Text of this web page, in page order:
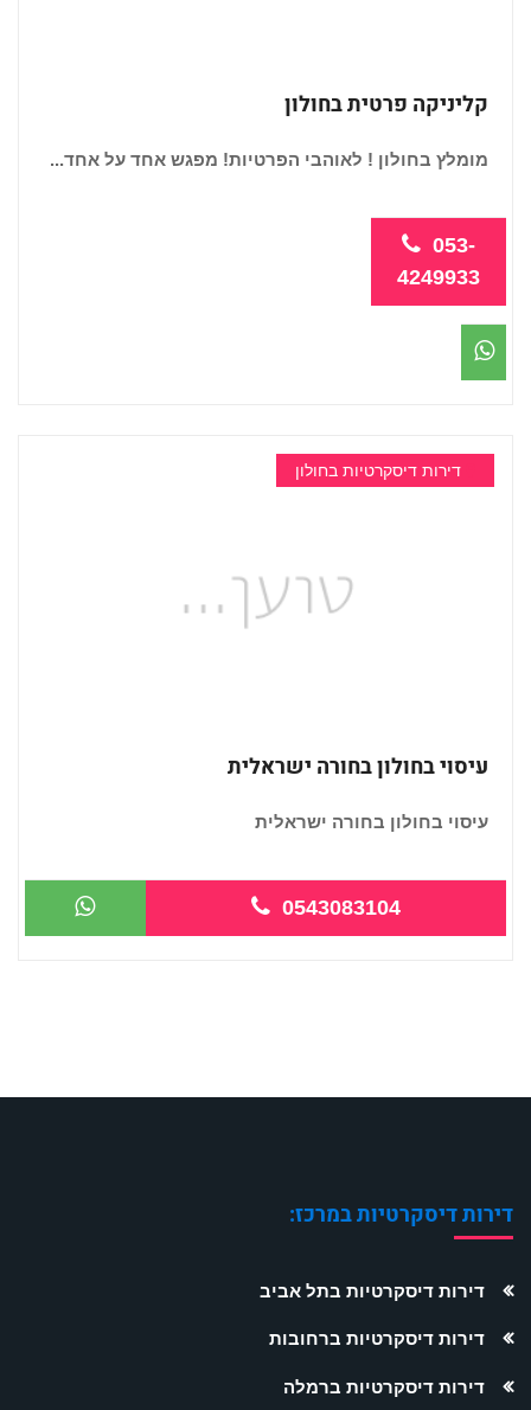
קליניקה פרטית בחולון
מומלץ בחולון ! לאוהבי הפרטיות! מפגש אחד על אחד...
053-
4249933
דירות דיסקרטיות בחולון
עיסוי בחולון בחורה ישראלית
עיסוי בחולון בחורה ישראלית
0543083104
דירות דיסקרטיות במרכז:
דירות דיסקרטיות בתל אביב
דירות דיסקרטיות ברחובות
דירות דיסקרטיות ברמלה